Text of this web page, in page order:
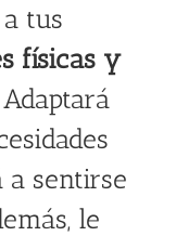
tus
físicas y
Adaptará
sentirse
le